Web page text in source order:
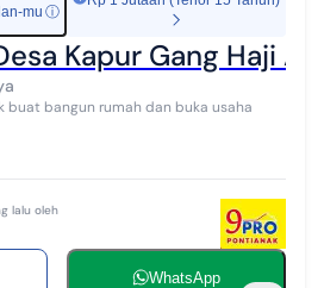
mu ⓘ
Kapur Gang Haji
buat bangun rumah dan buka usaha
lalu oleh
WhatsApp